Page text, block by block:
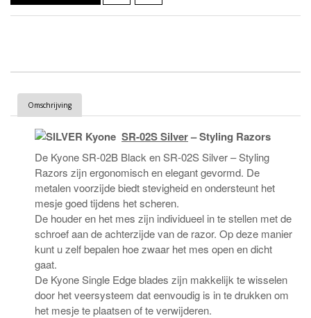
Omschrijving
SILVER Kyone SR-02S Silver– Styling Razors
De Kyone SR-02B Black en SR-02S Silver – Styling
Razors zijn ergonomisch en elegant gevormd. De
metalen voorzijde biedt stevigheid en ondersteunt het
mesje goed tijdens het scheren.
De houder en het mes zijn individueel in te stellen met de
schroef aan de achterzijde van de razor. Op deze manier
kunt u zelf bepalen hoe zwaar het mes open en dicht
gaat.
De Kyone Single Edge blades zijn makkelijk te wisselen
door het veersysteem dat eenvoudig is in te drukken om
het mesje te plaatsen of te verwijderen.